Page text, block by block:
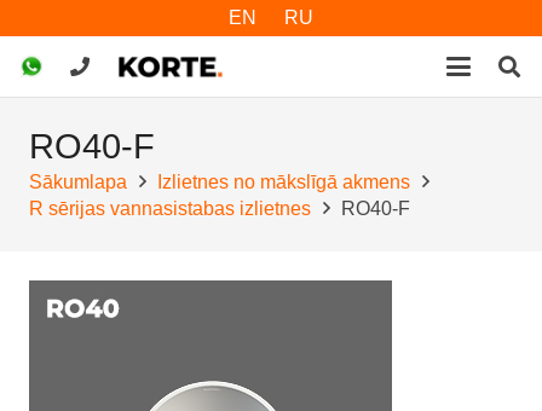
EN RU
RO40-F
Sākumlapa
Izlietnes no mākslīgā akmens
R sērijas vannasistabas izlietnes
RO40-F